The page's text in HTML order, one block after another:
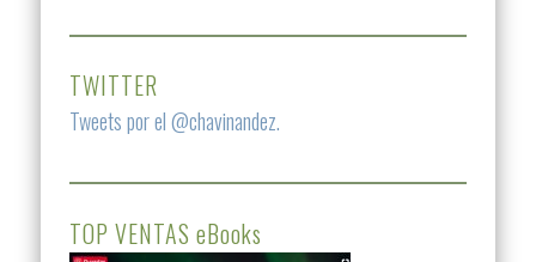
TWITTER
Tweets por el @chavinandez.
TOP VENTAS eBooks